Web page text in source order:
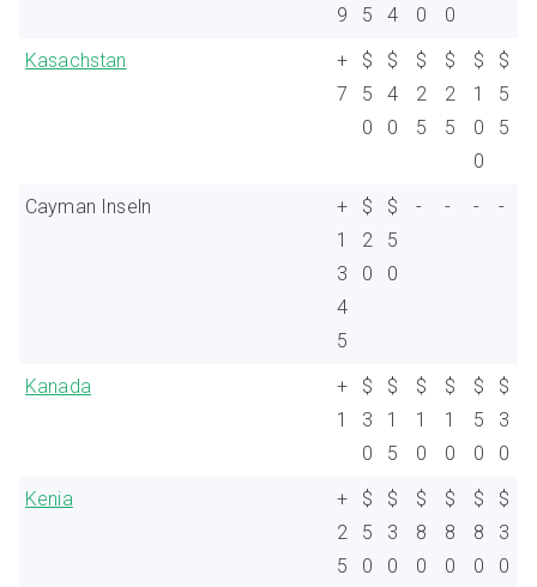
9
5
4
0
0
Kasachstan
+
7
$
5
0
$
4
0
$
2
5
$
2
5
$
1
0
0
$
5
5
Cayman Inseln
+
1
3
4
5
$
2
0
$
5
0
- - - -
Kanada
+
1
$
3
0
$
1
5
$
1
0
$
1
0
$
5
0
$
3
0
Kenia
+
2
5
$
5
0
$
3
0
$
8
0
$
8
0
$
8
0
$
3
0